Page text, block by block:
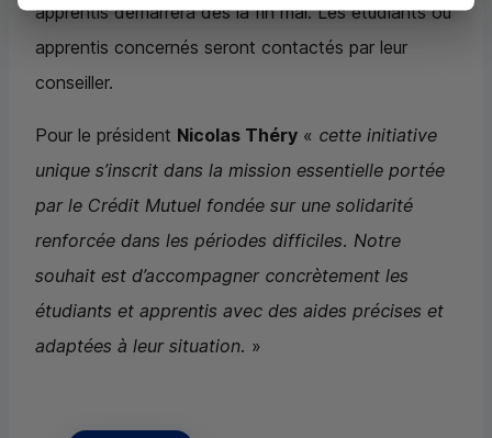
apprentis démarrera dès la fin mai. Les étudiants ou
apprentis concernés seront contactés par leur
conseiller.
Pour le président Nicolas Théry « cette initiative
unique s’inscrit dans la mission essentielle portée
par le Crédit Mutuel fondée sur une solidarité
renforcée dans les périodes difficiles. Notre
souhait est d’accompagner concrètement les
étudiants et apprentis avec des aides précises et
adaptées à leur situation. »